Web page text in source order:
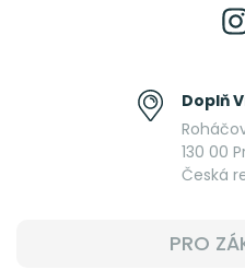
Doplň
130 00
Česká
PRO